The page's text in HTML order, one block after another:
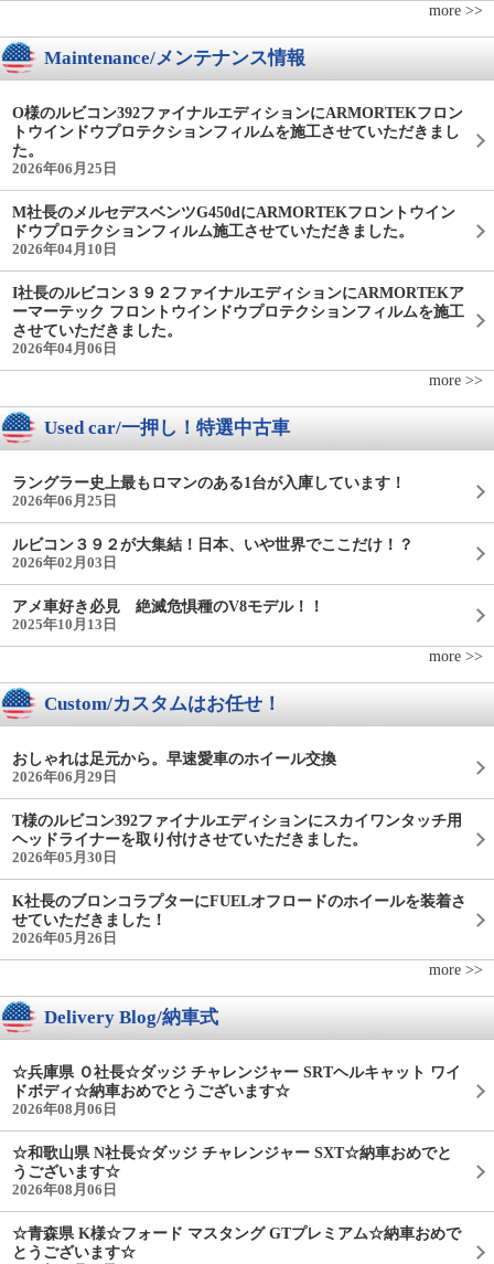
more >>
Maintenance/メンテナンス情報
O様のルビコン392ファイナルエディションにARMORTEKフロン
トウインドウプロテクションフィルムを施工させていただきまし
た。
2026年06月25日
M社長のメルセデスベンツG450dにARMORTEKフロントウイン
ドウプロテクションフィルム施工させていただきました。
2026年04月10日
I社長のルビコン３９２ファイナルエディションにARMORTEKア
ーマーテック フロントウインドウプロテクションフィルムを施工
させていただきました。
2026年04月06日
more >>
Used car/一押し！特選中古車
ラングラー史上最もロマンのある1台が入庫しています！
2026年06月25日
ルビコン３９２が大集結！日本、いや世界でここだけ！？
2026年02月03日
アメ車好き必見 絶滅危惧種のV8モデル！！
2025年10月13日
more >>
Custom/カスタムはお任せ！
おしゃれは足元から。早速愛車のホイール交換
2026年06月29日
T様のルビコン392ファイナルエディションにスカイワンタッチ用
ヘッドライナーを取り付けさせていただきました。
2026年05月30日
K社長のブロンコラプターにFUELオフロードのホイールを装着さ
せていただきました！
2026年05月26日
more >>
Delivery Blog/納車式
☆兵庫県 Ｏ社長☆ダッジ チャレンジャー SRTヘルキャット ワイ
ドボディ☆納車おめでとうございます☆
2026年08月06日
☆和歌山県 N社長☆ダッジ チャレンジャー SXT☆納車おめでと
うございます☆
2026年08月06日
☆青森県 K様☆フォード マスタング GTプレミアム☆納車おめで
とうございます☆